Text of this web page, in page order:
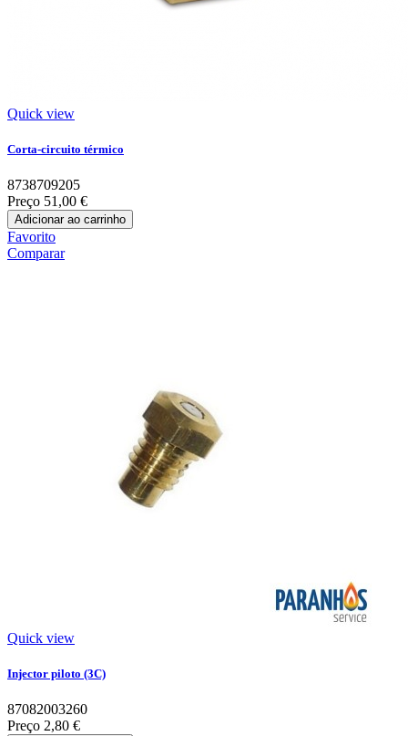
Quick view
Corta-circuito térmico
8738709205
Preço 51,00 €
Adicionar ao carrinho
Favorito
Comparar
Quick view
Injector piloto (3C)
87082003260
Preço 2,80 €